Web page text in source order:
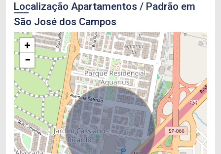
Localização Apartamentos / Padrão em
São José dos Campos
+
−